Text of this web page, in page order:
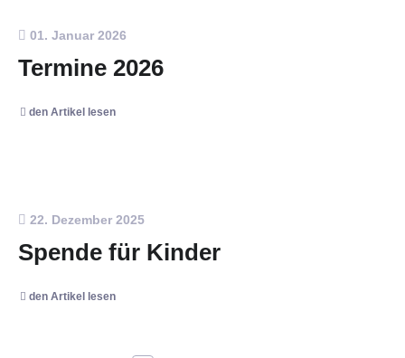
01. Januar 2026
Termine 2026
den Artikel lesen
22. Dezember 2025
Spende für Kinder
den Artikel lesen